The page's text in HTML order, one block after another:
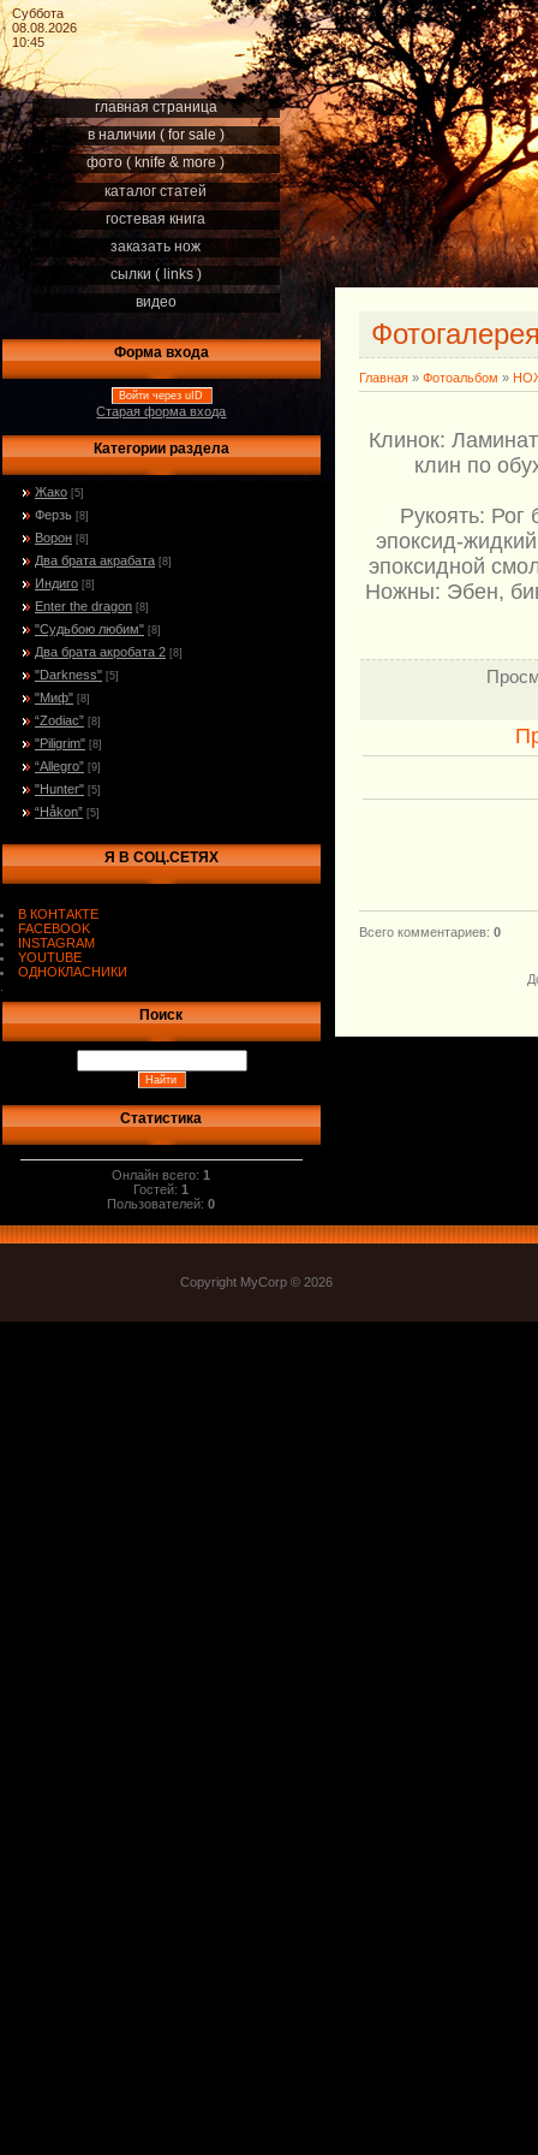
Суббота
08.08.2026
10:45
главная страница
в наличии ( for sale )
фото ( knife & more )
каталог статей
гостевая книга
заказать нож
сылки ( links )
видео
Форма входа
Войти через uID
Старая форма входа
Категории раздела
Жако [5]
Ферзь [8]
Ворон [8]
Два брата акрабата [8]
Индиго [8]
Enter the dragon [8]
"Судьбою любим" [8]
Два брата акробата 2 [8]
"Darkness" [5]
"Миф" [8]
“Zodiac” [8]
"Piligrim" [8]
“Allegro” [9]
"Hunter" [5]
“Håkon” [5]
Я В СОЦ.СЕТЯХ
В КОНТАКТЕ
FACEBOOK
INSTAGRAM
YOUTUBE
ОДНОКЛАСНИКИ
Поиск
Статистика
Онлайн всего:1
Гостей:1
Пользователей:0
Главная » Фотоальбом »
Клинок:
клин по
Рукоять:
эпоксид-
эпоксидной
Ножны: Эбен,
Всего комментариев: 0
Copyright MyCorp © 2026